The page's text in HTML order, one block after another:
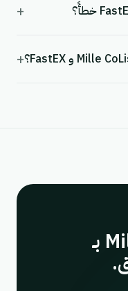
+
+
قم بربط Mille CoLis بـ